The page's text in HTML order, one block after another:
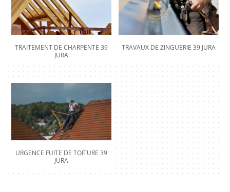
TRAITEMENT DE CHARPENTE 39
JURA
TRAVAUX DE ZINGUERIE 39 JURA
URGENCE FUITE DE TOITURE 39
JURA